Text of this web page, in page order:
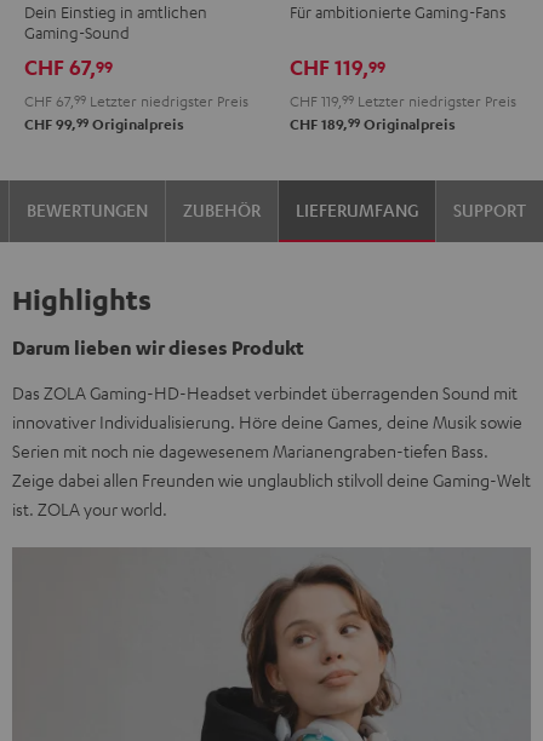
Black
Dein Einstieg in amtlichen
Gaming-Sound
CHF 67,99
CHF 67, 99 Letzter niedrigster Preis
CHF 99,99 Originalpreis
Für ambitionierte Gaming-Fans
CHF 119,99
CHF 119, 99 Letzter niedrigster Preis
CHF 189,99 Originalpreis
BEWERTUNGEN ZUBEHÖR LIEFERUMFANG SUPPORT
Highlights
Darum lieben wir dieses Produkt
Das ZOLA Gaming-HD-Headset verbindet überragenden Sound mit
innovativer Individualisierung. Höre deine Games, deine Musik sowie
Serien mit noch nie dagewesenem Marianengraben-tiefen Bass.
Zeige dabei allen Freunden wie unglaublich stilvoll deine Gaming-Welt
ist. ZOLA your world.